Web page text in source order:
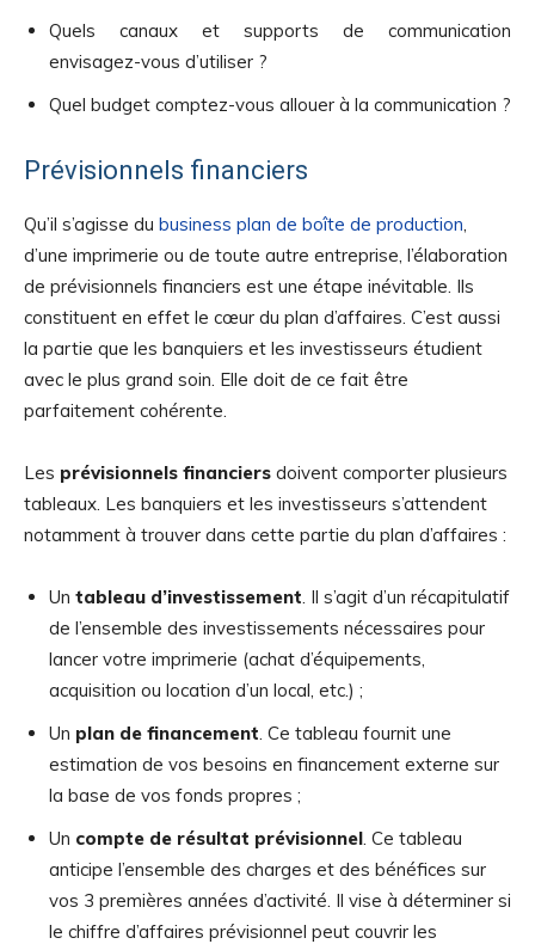
Quels canaux et supports de communication
envisagez-vous d’utiliser ?
Quel budget comptez-vous allouer à la communication ?
Prévisionnels financiers
Qu’il s’agisse du business plan de boîte de production
d’une imprimerie ou de toute autre entreprise, l’élaboration
de prévisionnels financiers est une étape inévitable. Ils
constituent en effet le cœur du plan d’affaires. C’est aussi
la partie que les banquiers et les investisseurs étudient
avec le plus grand soin. Elle doit de ce fait être
parfaitement cohérente.
Les prévisionnels financiers doivent comporter plusieurs
tableaux. Les banquiers et les investisseurs s’attendent
notamment à trouver dans cette partie du plan d’affaires :
Un tableau d’investissement . Il s’agit d’un récapitulatif
de l’ensemble des investissements nécessaires pour
lancer votre imprimerie (achat d’équipements,
acquisition ou location d’un local, etc.) ;
Un plan de financement . Ce tableau fournit une
estimation de vos besoins en financement externe sur
la base de vos fonds propres ;
Un compte de résultat prévisionnel . Ce tableau
anticipe l’ensemble des charges et des bénéfices sur
vos 3 premières années d’activité. Il vise à déterminer si
le chiffre d’affaires prévisionnel peut couvrir les